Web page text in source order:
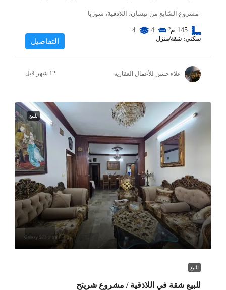
مشروع السّابع من نيسان، اللاذقية، سوريا
145 م² 4
4
سكني: شقة/منزل التفاصيل
علاء حسن للأعمال العقارية
للبيع
للبيع
للبيع شقة في اللاذقية / مشروع شريتح